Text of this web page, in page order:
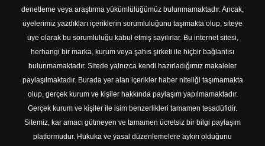
denetleme veya araştırma yükümlülüğümüz bulunmamaktadır. Ancak,
üyelerimiz yazdıkları içeriklerin sorumluluğunu taşımakta olup, siteye
üye olarak bu sorumluluğu kabul etmiş sayılırlar. Bu internet sitesi,
herhangi bir marka, kurum veya şahıs şirketi ile hiçbir bağlantısı
bulunmamaktadır. Sitede yalnızca kendi hazırladığımız makaleler
paylaşılmaktadır. Burada yer alan içerikler haber niteliği taşımamakta
olup, gerçek kurum ve kişiler hakkında paylaşım yapılmamaktadır.
Gerçek kurum ve kişiler ile isim benzerlikleri tamamen tesadüfidir.
Sitemiz, kar amacı gütmeyen ve tamamen ücretsiz bir bilgi paylaşım
platformudur. Hukuka ve yasal düzenlemelere aykırı olduğunu